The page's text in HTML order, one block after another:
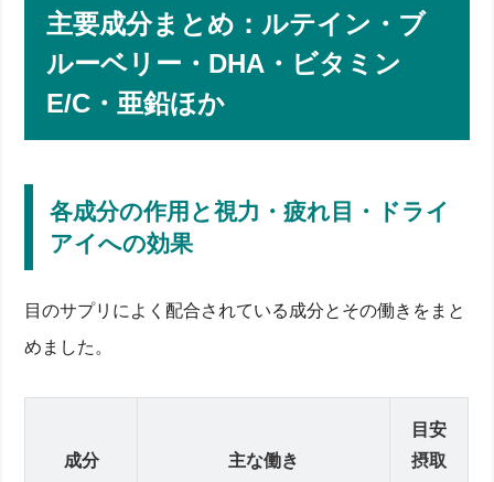
主要成分まとめ：ルテイン・ブ
ルーベリー・DHA・ビタミン
E/C・亜鉛ほか
各成分の作用と視力・疲れ目・ドライ
アイへの効果
目のサプリによく配合されている成分とその働きをまと
めました。
成分 主な働き
目安
摂取